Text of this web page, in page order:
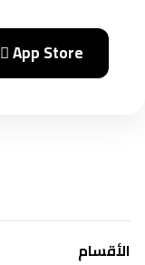
 App Store
الأقسام